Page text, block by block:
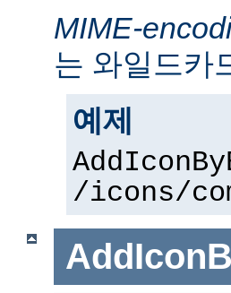
MIME-
는 와일드카
예제
/icons/